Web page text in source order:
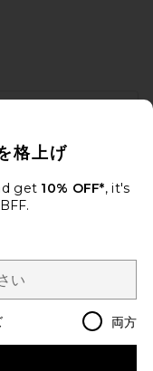
ターに登録。いつで
Regions
格上げ
get 10% OFF*, it's
両方